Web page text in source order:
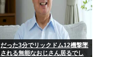
だった3分でリックドム12機撃墜
される無能なおじさん居るでし